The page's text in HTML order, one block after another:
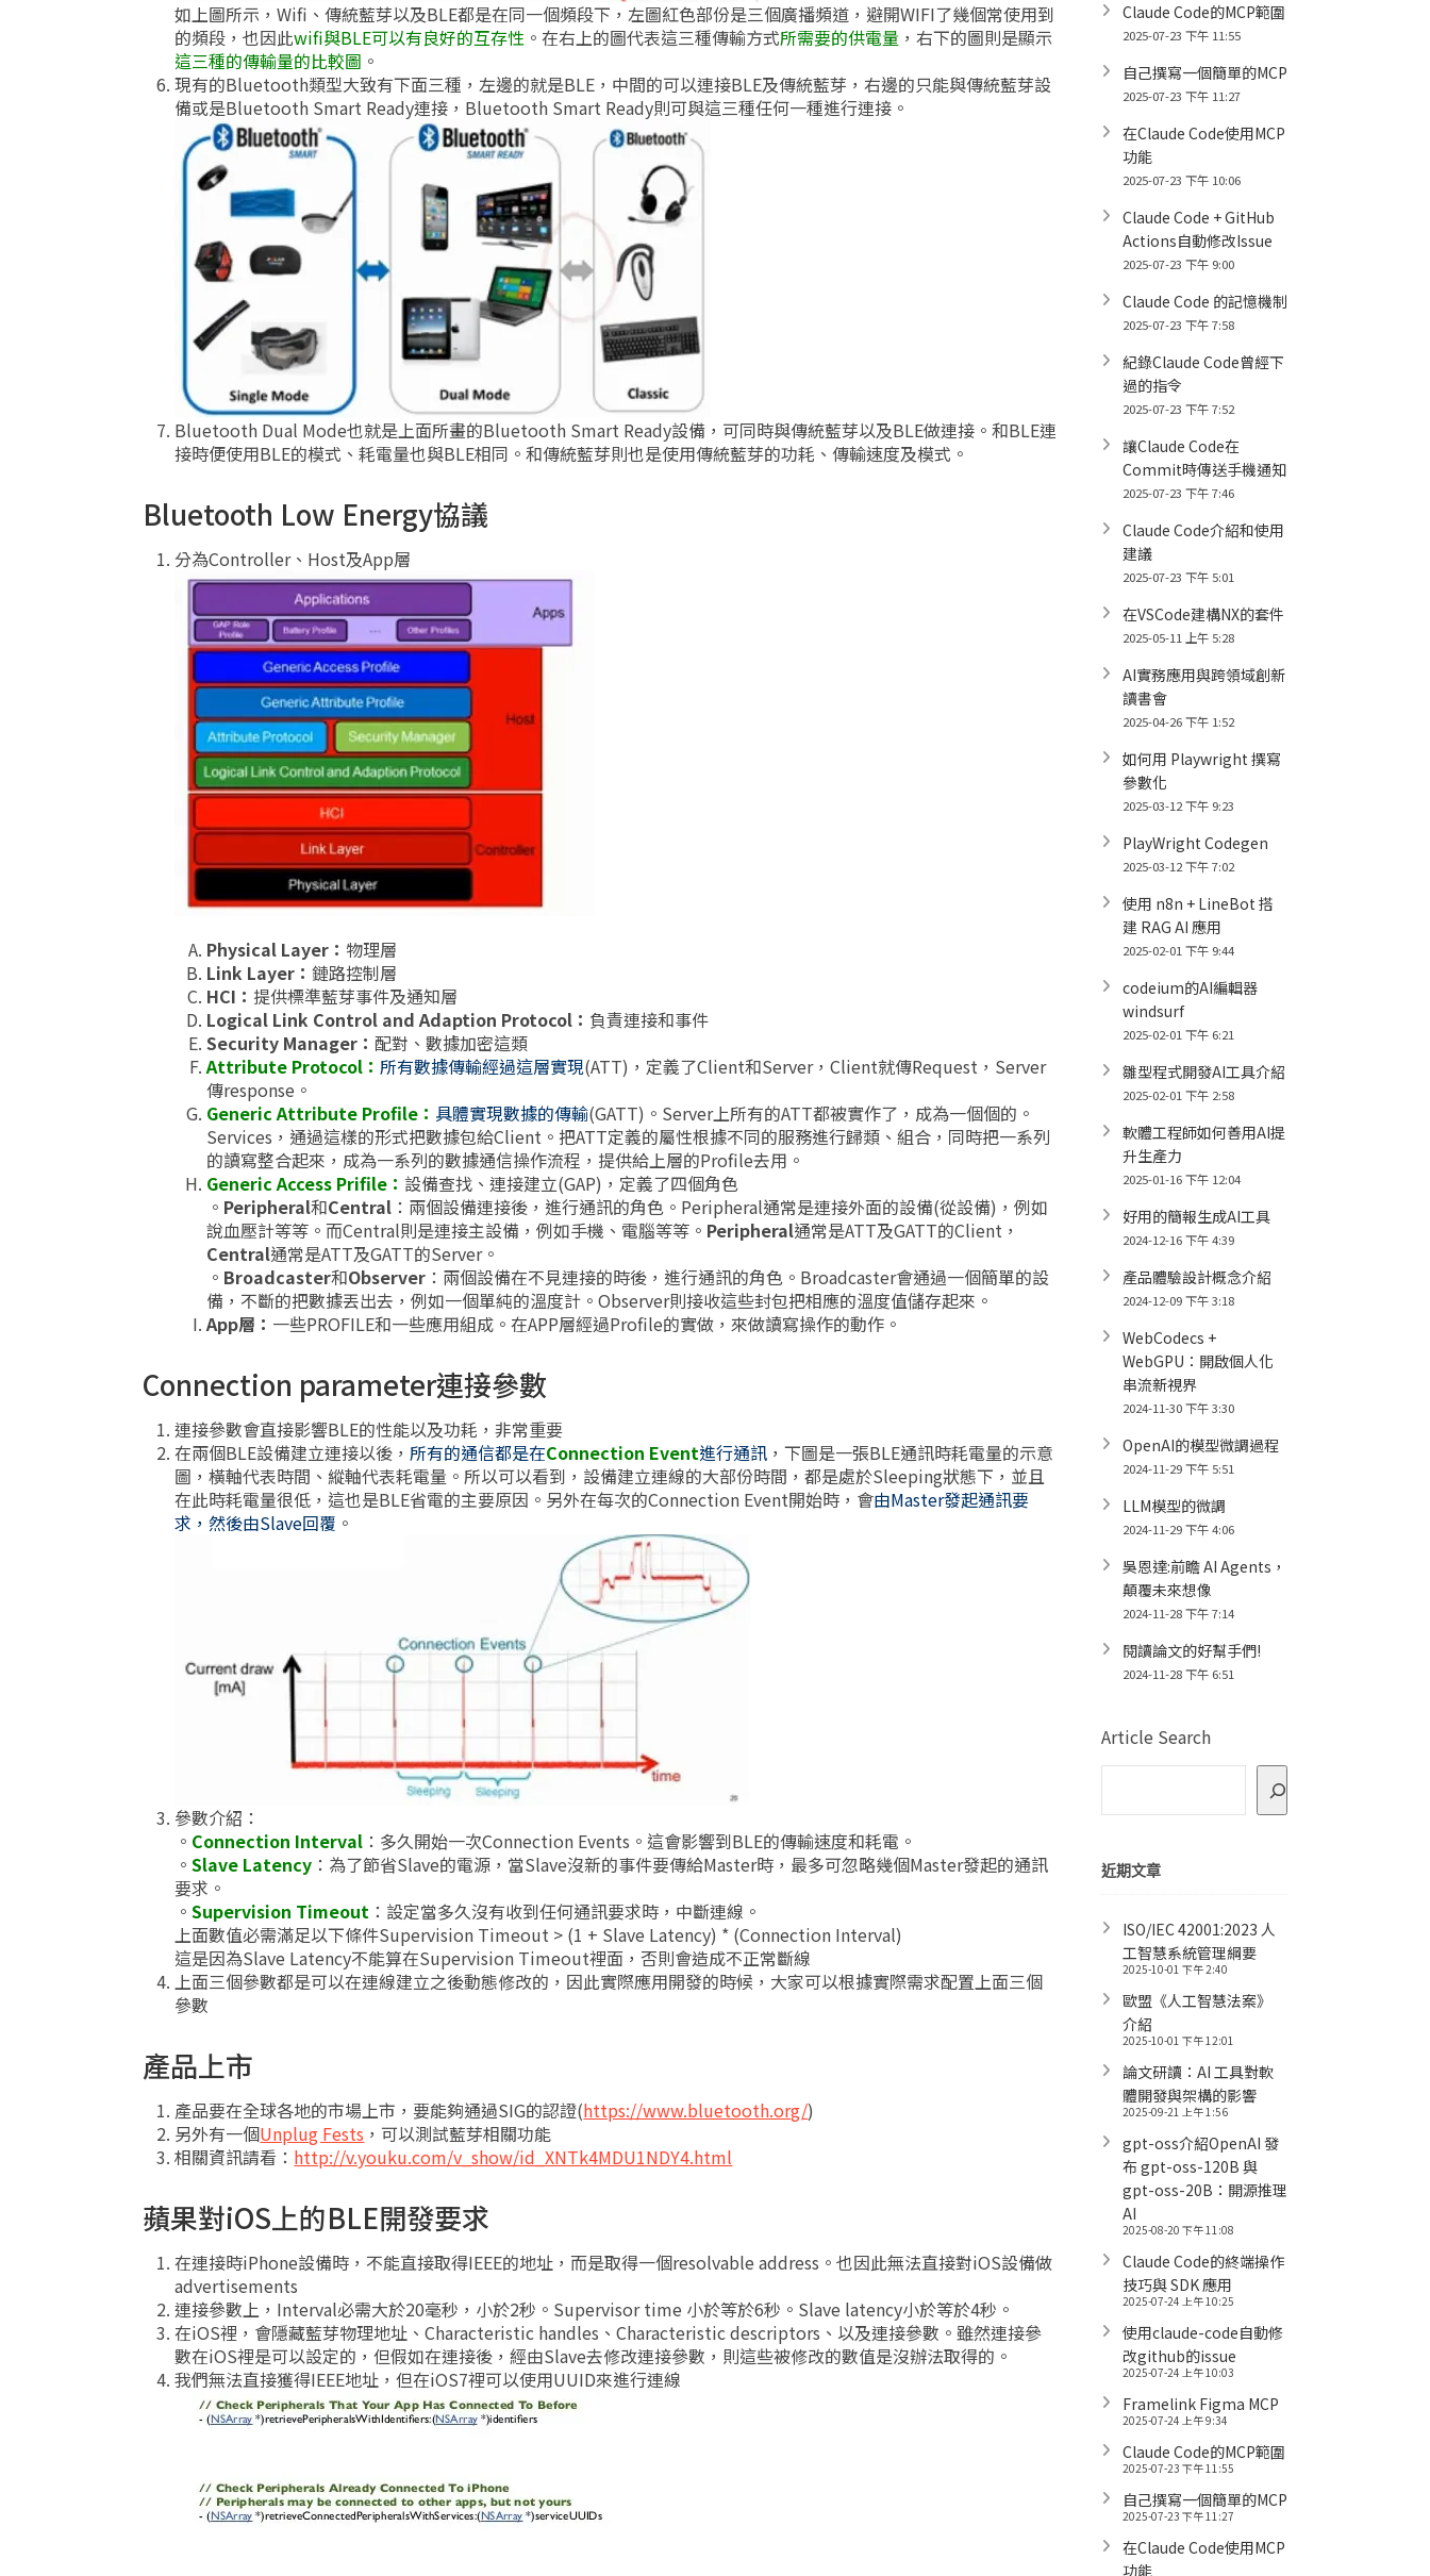
如上圖所示，Wifi、傳統藍芽以及BLE都是在同一個頻段下，左圖紅色部份是三個廣播頻道，避開WIFI了幾個常使用到
的頻段，也因此wifi與BLE可以有良好的互存性 。在右上的圖代表這三種傳輸方式所需要的供電量 ，右下的圖則是顯示
這三種的傳輸量的比較圖 。
現有的Bluetooth類型大致有下面三種，左邊的就是BLE，中間的可以連接BLE及傳統藍芽，右邊的只能與傳統藍芽設
備或是Bluetooth Smart Ready連接，Bluetooth Smart Ready則可與這三種任何一種進行連接。
Bluetooth Dual Mode也就是上面所畫的Bluetooth Smart Ready設備，可同時與傳統藍芽以及BLE做連接。和BLE連
接時便使用BLE的模式、耗電量也與BLE相同。和傳統藍芽則也是使用傳統藍芽的功耗、傳輸速度及模式。
Bluetooth Low Energy協議
分為Controller、Host及App層
Physical Layer： 物理層
Link Layer：鏈路控制層
HCI： 提供標準藍芽事件及通知層
Logical Link Control and Adaption Protocol： 負責連接和事件
Security Manager：配對、數據加密這類
Attribute Protocol：所有數據傳輸經過這層實現(ATT)，定義了Client和Server，Client就傳Request，Server
傳response。
Generic Attribute Profile： 具體實現數據的傳輸(GATT)。Server上所有的ATT都被實作了，成為一個個的。
Services，通過這樣的形式把數據包給Client。把ATT定義的屬性根據不同的服務進行歸類、組合，同時把一系列
的讀寫整合起來，成為一系列的數據通信操作流程，提供給上層的Profile去用。
Generic Access Prifile： 設備查找、連接建立(GAP)，定義了四個角色
。 Peripheral和Central ：兩個設備連接後，進行通訊的角色。Peripheral通常是連接外面的設備(從設備)，例如
說血壓計等等。而Central則是連接主設備，例如手機、電腦等等。 Peripheral通常是ATT及GATT的Client，
Central通常是ATT及GATT的Server。
。 Broadcaster和Observer ：兩個設備在不見連接的時後，進行通訊的角色。Broadcaster會通過一個簡單的設
備，不斷的把數據丟出去，例如一個單純的溫度計。Observer則接收這些封包把相應的溫度值儲存起來。
App層： 一些PROFILE和一些應用組成。在APP層經過Profile的實做，來做讀寫操作的動作。
Connection parameter連接參數
連接參數會直接影響BLE的性能以及功耗，非常重要
在兩個BLE設備建立連接以後，所有的通信都是在Connection Event進行通訊 ，下圖是一張BLE通訊時耗電量的示意
圖，橫軸代表時間、縱軸代表耗電量。所以可以看到，設備建立連線的大部份時間，都是處於Sleeping狀態下，並且
在此時耗電量很低，這也是BLE省電的主要原因。另外在每次的Connection Event開始時，會由Master發起通訊要
求，然後由Slave回覆 。
參數介紹：
。 Connection Interval ：多久開始一次Connection Events。這會影響到BLE的傳輸速度和耗電。
。Slave Latency ：為了節省Slave的電源，當Slave沒新的事件要傳給Master時，最多可忽略幾個Master發起的通訊
要求。
。Supervision Timeout ：設定當多久沒有收到任何通訊要求時，中斷連線。
上面數值必需滿足以下條件Supervision Timeout > (1 + Slave Latency) * (Connection Interval)
這是因為Slave Latency不能算在Supervision Timeout裡面，否則會造成不正常斷線
上面三個參數都是可以在連線建立之後動態修改的，因此實際應用開發的時候，大家可以根據實際需求配置上面三個
參數
產品上市
產品要在全球各地的市場上市，要能夠通過SIG的認證(https://www.bluetooth.org/)
另外有一個Unplug Fests ，可以測試藍芽相關功能
相關資訊請看： http://v.youku.com/v_show/id_XNTk4MDU1NDY4.html
蘋果對iOS上的BLE開發要求
在連接時iPhone設備時，不能直接取得IEEE的地址，而是取得一個resolvable address。也因此無法直接對iOS設備做
advertisements
連接參數上，Interval必需大於20毫秒，小於2秒。Supervisor time 小於等於6秒。Slave latency小於等於4秒。
在iOS裡，會隱藏藍芽物理地址、Characteristic handles、Characteristic descriptors、以及連接參數。雖然連接參
數在iOS裡是可以設定的，但假如在連接後，經由Slave去修改連接參數，則這些被修改的數值是沒辦法取得的。
我們無法直接獲得IEEE地址，但在iOS7裡可以使用UUID來進行連線
Claude Code的MCP範圍
2025-07-23 下午 11:55
自己撰寫一個簡單的MCP
2025-07-23 下午 11:27
在Claude Code使用MCP
功能
2025-07-23 下午 10:06
Claude Code + GitHub
Actions自動修改Issue
2025-07-23 下午 9:00
Claude Code 的記憶機制
2025-07-23 下午 7:58
紀錄Claude Code曾經下
過的指令
2025-07-23 下午 7:52
讓Claude Code在
Commit時傳送手機通知
2025-07-23 下午 7:46
Claude Code介紹和使用
建議
2025-07-23 下午 5:01
在VSCode建構NX的套件
2025-05-11 上午 5:28
AI實務應用與跨領域創新
讀書會
2025-04-26 下午 1:52
如何用 Playwright 撰寫
參數化
2025-03-12 下午 9:23
PlayWright Codegen
2025-03-12 下午 7:02
使用 n8n + LineBot 搭
建 RAG AI 應用
2025-02-01 下午 9:44
codeium的AI編輯器
windsurf
2025-02-01 下午 6:21
雛型程式開發AI工具介紹
2025-02-01 下午 2:58
軟體工程師如何善用AI提
升生產力
2025-01-16 下午 12:04
好用的簡報生成AI工具
2024-12-16 下午 4:39
產品體驗設計概念介紹
2024-12-09 下午 3:18
WebCodecs +
WebGPU：開啟個人化
串流新視界
2024-11-30 下午 3:30
OpenAI的模型微調過程
2024-11-29 下午 5:51
LLM模型的微調
2024-11-29 下午 4:06
吳恩達:前瞻 AI Agents，
顛覆未來想像
2024-11-28 下午 7:14
閱讀論文的好幫手們!
2024-11-28 下午 6:51
Article Search
近期文章
ISO/IEC 42001:2023 人
工智慧系統管理綱要
2025-10-01 下午 2:40
歐盟《人工智慧法案》
介紹
2025-10-01 下午 12:01
論文研讀：AI 工具對軟
體開發與架構的影響
2025-09-21 上午 1:56
gpt-oss介紹OpenAI 發
布 gpt-oss-120B 與
gpt-oss-20B：開源推理
AI
2025-08-20 下午 11:08
Claude Code的終端操作
技巧與 SDK 應用
2025-07-24 上午 10:25
使用claude-code自動修
改github的issue
2025-07-24 上午 10:03
Framelink Figma MCP
2025-07-24 上午 9:34
Claude Code的MCP範圍
2025-07-23 下午 11:55
自己撰寫一個簡單的MCP
2025-07-23 下午 11:27
在Claude Code使用MCP
功能